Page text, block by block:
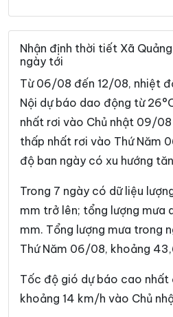
Phường Nghĩa Đô
Phường Ô Chợ Dừa
Phường Phú Lương
Phường Phúc Lợi
Phường Sơn Tây
Phường Tây Mỗ
Phường Thượng Cát
Phường Tùng Thiện
Phường Văn Miếu – Quốc
Phường Vĩnh Hưng
Nhận định thời tiết Xã
ngày tới
Từ 06/08 đến 12/08, nhiệt
Nội dự báo dao động từ
nhất rơi vào Chủ nhật 09/
thấp nhất rơi vào Thứ Năm
độ ban ngày có xu hướng
Trong 7 ngày có dữ liệu
mm trở lên; tổng lượng mưa
mm. Tổng lượng mưa trong
Thứ Năm 06/08, khoảng
Tốc độ gió dự báo cao nhất
khoảng 14 km/h vào Chủ